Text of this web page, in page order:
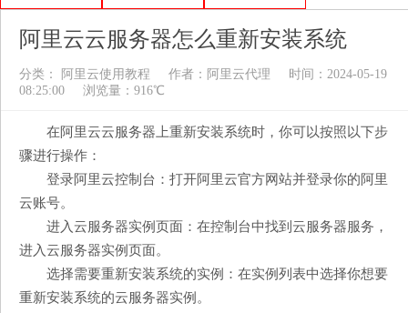
阿里云云服务器怎么重新安装系统
分类： 阿里云使用教程 作者： 阿里云代理
时间：2024-05-19
08:25:00
浏览量：916℃
在阿里云云服务器上重新安装系统时，你可以按照以下步
骤进行操作：
登录阿里云控制台：打开阿里云官方网站并登录你的阿里
云账号。
进入云服务器实例页面：在控制台中找到云服务器服务，
进入云服务器实例页面。
选择需要重新安装系统的实例：在实例列表中选择你想要
重新安装系统的云服务器实例。